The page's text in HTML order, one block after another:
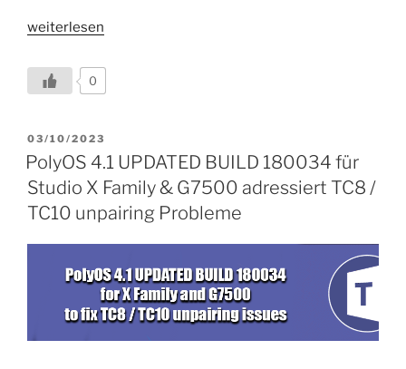
„Anzeigeprobleme
Ihrem
Teams
on
Windows
und
wie
Sie
diese
beheben
weiterlesen
0
VERÖFFENTLICHT
AM
03/10/2023
PolyOS 4.1 UPDATED BUILD 180034 für
Studio X Family & G7500 adressiert TC8 /
TC10 unpairing Probleme